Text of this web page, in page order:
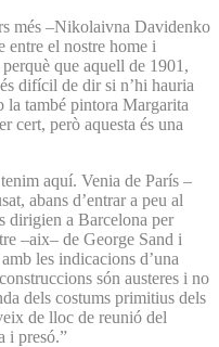
més –Nikolaivna Davidenko
entre el nostre home i
que aquell de 1901,
difícil de dir si n’hi hauria
la també pintora Margarita
cert, però aquesta és una
aquí. Venia de París –
abans d’entrar a peu al
dirigien a Barcelona per
–aix– de George Sand i
les indicacions d’una
són austeres i no
dels costums primitius dels
de lloc de reunió del
i presó.”